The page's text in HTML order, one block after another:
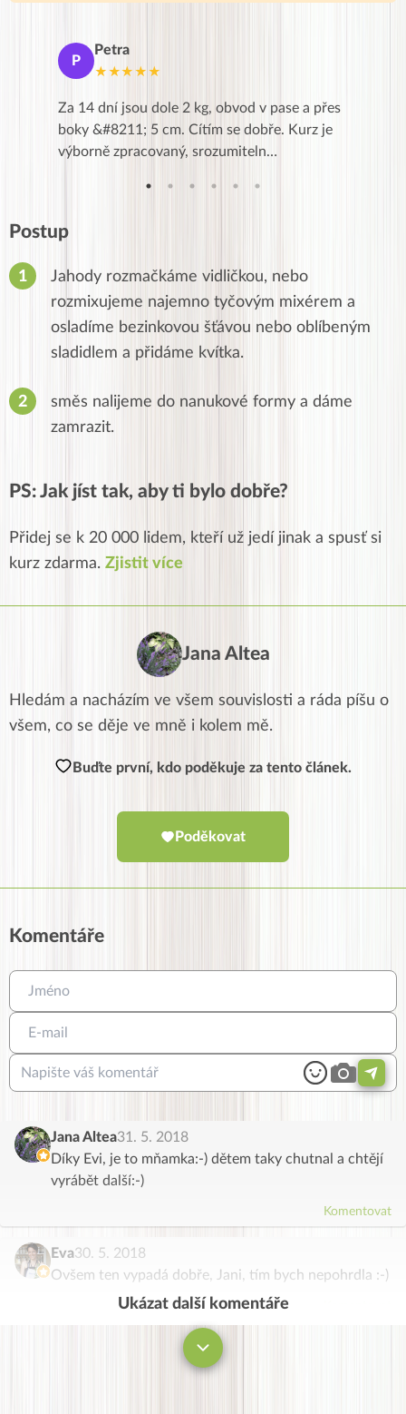
P
Petra
★★★★★
Za 14 dní jsou dole 2 kg, obvod v pase a přes
boky &#8211; 5 cm. Cítím se dobře. Kurz je
výborně zpracovaný, srozumiteln…
Postup
Jahody rozmačkáme vidličkou, nebo
rozmixujeme najemno tyčovým mixérem a
osladíme bezinkovou šťávou nebo oblíbeným
sladidlem a přidáme kvítka.
směs nalijeme do nanukové formy a dáme
zamrazit.
PS: Jak jíst tak, aby ti bylo dobře?
Přidej se k 20 000 lidem, kteří už jedí jinak a spusť si
kurz zdarma. Zjistit více
Jana Altea
Hledám a nacházím ve všem souvislosti a ráda píšu o
všem, co se děje ve mně i kolem mě.
Buďte první, kdo poděkuje za tento článek.
Poděkovat
Komentáře
Jana Altea31. 5. 2018
Díky Evi, je to mňamka:-) dětem taky chutnal a chtějí
vyrábět další:-)
Komentovat
Eva30. 5. 2018
Ovšem ten vypadá dobře, Jani, tím bych nepohrdla :-)
Ukázat další komentáře